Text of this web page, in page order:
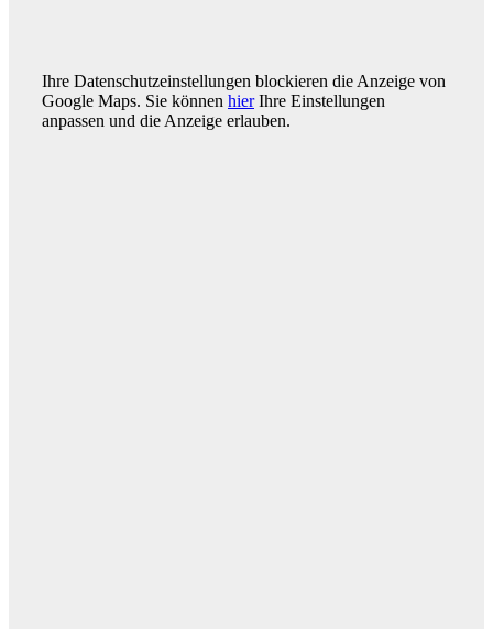
Ihre Datenschutzeinstellungen blockieren die Anzeige von
Google Maps. Sie können hierIhre Einstellungen
anpassen und die Anzeige erlauben.